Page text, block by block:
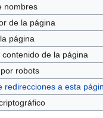
nombres
de la página
página
contenido de la página
robots
redirecciones a esta